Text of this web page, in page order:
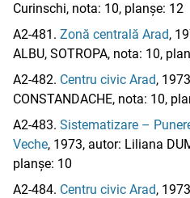
Curinschi, nota: 10, planșe: 12
A2-481. Zonă centrală Arad,
ALBU, SOTROPA, nota: 10,
A2-482. Centru civic Arad,
CONSTANDACHE, nota: 10,
A2-483. Sistematizare –
Veche, 1973, autor: Liliana
planșe: 10
A2-484. Centru civic Arad,